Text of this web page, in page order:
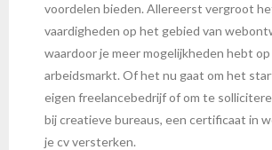
voordelen bieden. Allereerst vergroot
vaardigheden op het gebied van
waardoor je meer mogelijkheden hebt
arbeidsmarkt. Of het nu gaat om het
eigen freelancebedrijf of om te
bij creatieve bureaus, een certificaat in
je cv versterken.